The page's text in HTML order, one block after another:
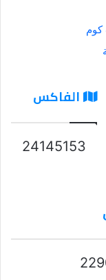
كوم
الفاكس
24145153